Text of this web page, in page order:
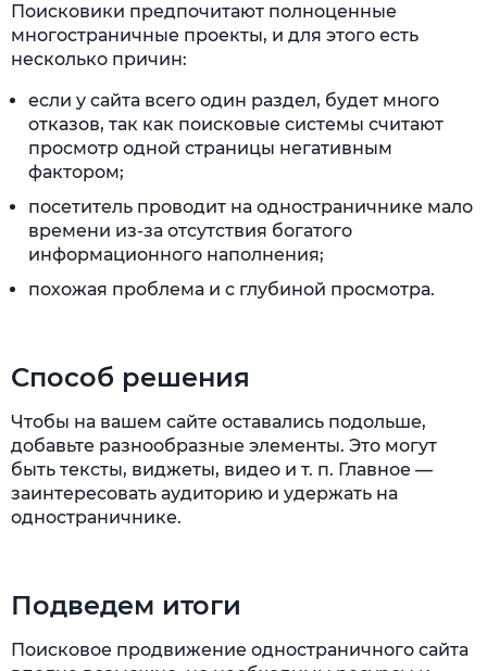
Поисковики предпочитают полноценные
многостраничные проекты, и для этого есть
несколько причин:
если у сайта всего один раздел, будет много
отказов, так как поисковые системы считают
просмотр одной страницы негативным
фактором;
посетитель проводит на одностраничнике мало
времени из-за отсутствия богатого
информационного наполнения;
похожая проблема и с глубиной просмотра.
Способ решения
Чтобы на вашем сайте оставались подольше,
добавьте разнообразные элементы. Это могут
быть тексты, виджеты, видео и т. п. Главное —
заинтересовать аудиторию и удержать на
одностраничнике.
Подведем итоги
Поисковое продвижение одностраничного сайта